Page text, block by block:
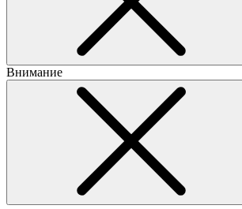
Внимание